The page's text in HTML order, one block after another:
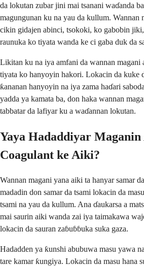
da lokutan zubar jini mai tsanani waɗanda
magungunan ku na yau da kullum. Wannan
cikin gidajen abinci, tsokoki, ko gabobin
raunuka ko tiyata wanda ke ci gaba duk da
Likitan ku na iya amfani da wannan magani
tiyata ko hanyoyin hakori. Lokacin da kuke
ƙananan hanyoyin na iya zama haɗari
yadda ya kamata ba, don haka wannan
tabbatar da lafiyar ku a waɗannan lokutan.
Yaya Hadaddiyar
Coagulant ke Aiki?
Wannan magani yana aiki ta hanyar samar
madadin don samar da tsami lokacin da
tsami na yau da kullum. Ana ɗaukarsa a
mai saurin aiki wanda zai iya taimakawa
lokacin da sauran zaɓuɓɓuka suka gaza.
Hadadden ya ƙunshi abubuwa masu yawa
tare kamar ƙungiya. Lokacin da masu hana